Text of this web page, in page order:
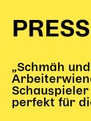
Partner*innen
20 Jahre
„Schmäh
perfekt für